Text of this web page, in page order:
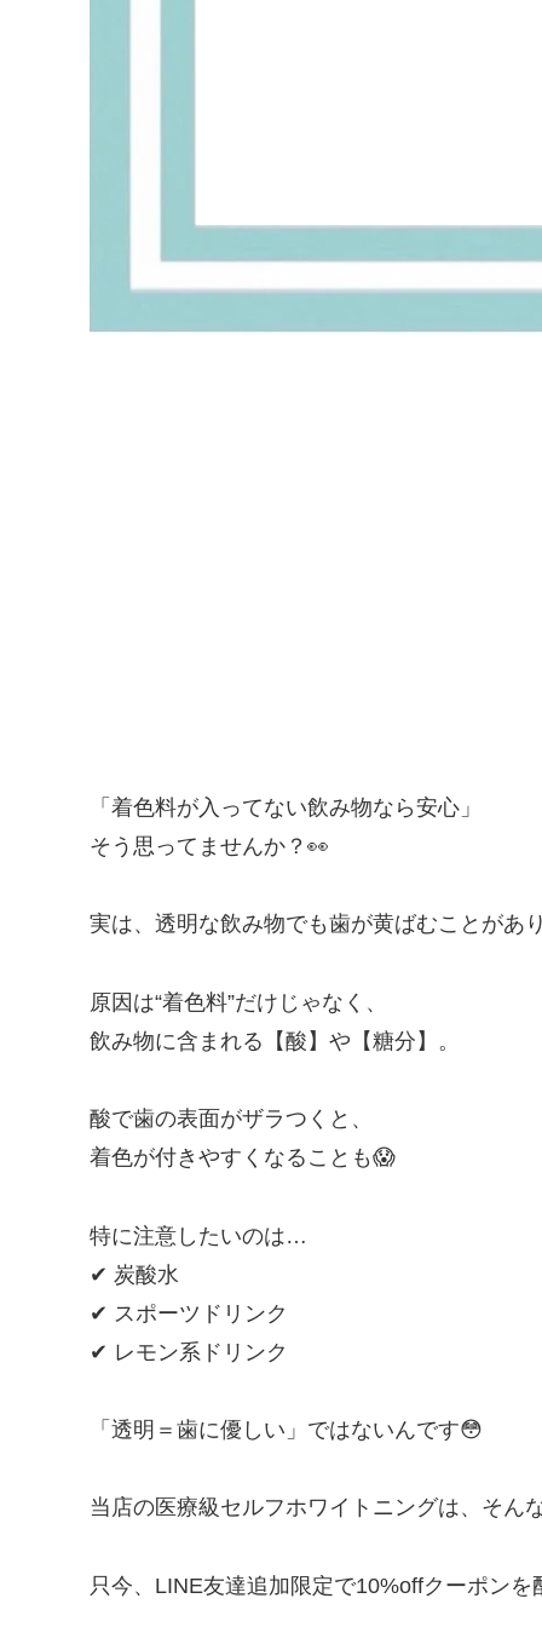
「着色料が入ってない飲み物なら安心」
そう思ってませんか？👀
実は、透明な飲み物でも歯が黄ばむことがあ
原因は“着色料”だけじゃなく、
飲み物に含まれる【酸】や【糖分】。
酸で歯の表面がザラつくと、
着色が付きやすくなることも😱
特に注意したいのは…
✔ 炭酸水
✔ スポーツドリンク
✔ レモン系ドリンク
「透明＝歯に優しい」ではないんです😳
当店の医療級セルフホワイトニングは、そん
只今、 LINE友達追加限定で10%offクーポンを